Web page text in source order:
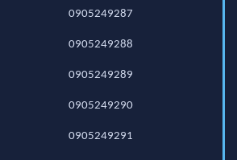
0905249287
0905249288
0905249289
0905249290
0905249291